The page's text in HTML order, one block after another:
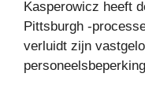
Kasperowicz heeft
Pittsburgh -
verluidt zijn